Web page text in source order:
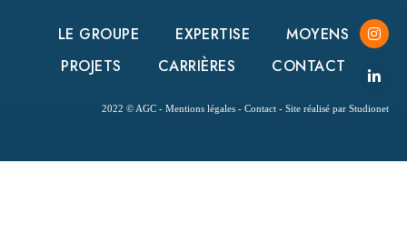
LE GROUPE EXPERTISE
MOYENS
PROJETS
CARRIÈRES CONTACT
2022 © AGC - Mentions légales - Contact - Site réalisé par Studionet